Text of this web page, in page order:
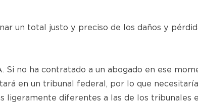
un total justo y preciso de los daños y
Si no ha contratado a un abogado en ese
en un tribunal federal, por lo que
ligeramente diferentes a las de los tribunales